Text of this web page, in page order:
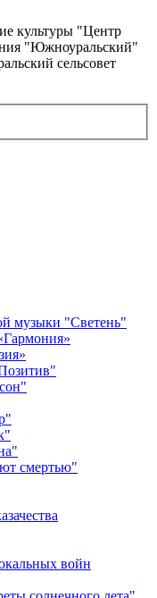
культуры "Центр
"Южноуральский"
сельсовет
музыки "Светень"
смертью"
войн